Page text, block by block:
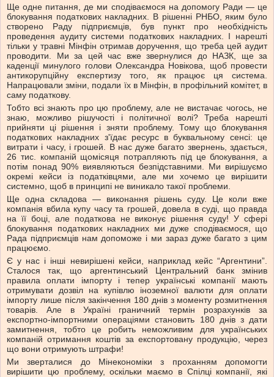
Ще одне питання, де ми сподіваємося на допомогу Ради — це
блокування податкових накладних. В рішенні РНБО, яким було
створено Раду підприємців, був пункт про необхідність
проведення аудиту системи податкових накладних. І нарешті
тільки у травні Мінфін отримав доручення, що треба цей аудит
проводити. Ми за цей час вже звернулися до НАЗК, ще за
каденції минулого голови Олександра Новікова, щоб провести
антикорупційну експертизу того, як працює ця система.
Напрацювали зміни, подали їх в Мінфін, в профільний комітет, в
саму податкову.
Тобто всі знають про цю проблему, але не вистачає чогось, не
знаю, можливо рішучості і політичної волі? Треба нарешті
прийняти ці рішення і зняти проблему. Тому що блокування
податкових накладних з'їдає ресурс в буквальному сенсі: це
витрати і часу, і грошей. В нас дуже багато звернень, здається,
26 тис. компаній щомісяця потрапляють під це блокування, а
потім понад 90% виявляються безпідставними. Ми вирішуємо
окремі кейси із податківцями, але ми хочемо це вирішити
системно, щоб в принципі не виникало такої проблеми.
Ще одна складова — виконання рішень суду. Це коли вже
компанія вбила купу часу та грошей, довела в суді, що правда
на її боці, але податкова не виконує рішення суду! У сфері
блокування податкових накладних ми дуже сподіваємося, що
Рада підприємців нам допоможе і ми зараз дуже багато з цим
працюємо.
Є у нас і інші невирішені кейси, наприклад кейс “Аргентини”.
Сталося так, що аргентинський Центральний банк змінив
правила оплати імпорту і тепер українські компанії мають
отримувати дозвіл на купівлю іноземної валюти для оплати
імпорту лише після закінчення 180 днів з моменту розмитнення
товарів. Але в Україні граничний термін розрахунків за
експортно-імпортними операціями становить 180 днів з дати
замитнення, тобто це робить неможливим для українських
компаній отримання коштів за експортовану продукцію, через
що вони отримують штрафи!
Ми зверталися до Мінекономіки з проханням допомогти
вирішити цю проблему, оскільки маємо в Спілці компанії, які